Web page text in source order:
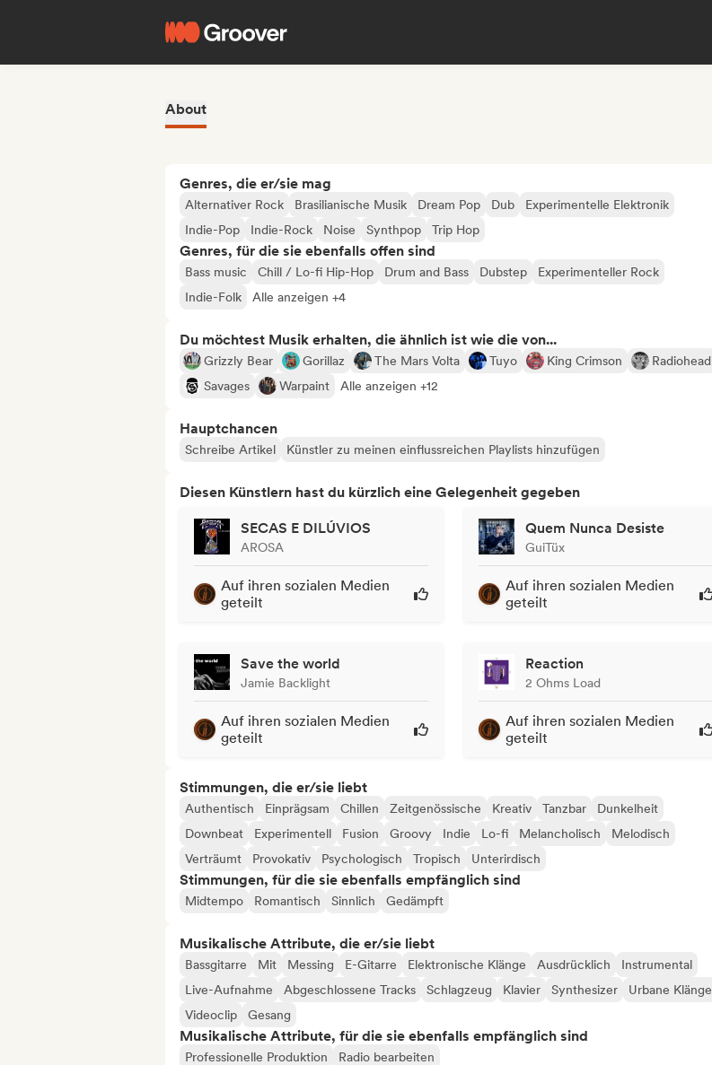
About
Genres, die er/sie mag
Alternativer Rock Brasilianische Musik Dream Pop Dub
Experimentelle Elektronik
Indie-Pop
Indie-Rock Noise Synthpop Trip Hop
Genres, für die sie ebenfalls offen sind
Bass music Chill / Lo-fi Hip-Hop Drum and Bass Dubstep
Experimenteller Rock
Indie-Folk
Alle anzeigen +4
Du möchtest Musik erhalten, die ähnlich ist wie die von...
Grizzly Bear Gorillaz The Mars Volta Tuyo King Crimson
Radiohead
Savages
Warpaint Alle anzeigen +12
Hauptchancen
Schreibe Artikel Künstler zu meinen einflussreichen Playlists hinzufügen
Diesen Künstlern hast du kürzlich eine Gelegenheit gegeben
SECAS E DILÚVIOS
AROSA
Auf ihren sozialen Medien
geteilt
Quem Nunca Desiste
GuiTüx
Auf ihren sozialen Medien
geteilt
Save the world
Jamie Backlight
Auf ihren sozialen Medien
geteilt
Reaction
2 Ohms Load
Auf ihren sozialen Medien
geteilt
Stimmungen, die er/sie liebt
Authentisch Einprägsam Chillen Zeitgenössische Kreativ Tanzbar
Dunkelheit
Downbeat
Experimentell Fusion Groovy Indie Lo-fi Melancholisch
Melodisch
Verträumt
Provokativ Psychologisch Tropisch Unterirdisch
Stimmungen, für die sie ebenfalls empfänglich sind
Midtempo Romantisch Sinnlich Gedämpft
Musikalische Attribute, die er/sie liebt
Bassgitarre Mit Messing E-Gitarre Elektronische Klänge Ausdrücklich
Instrumental
Live-Aufnahme
Abgeschlossene Tracks Schlagzeug Klavier Synthesizer
Urbane Klänge
Videoclip
Gesang
Musikalische Attribute, für die sie ebenfalls empfänglich sind
Professionelle Produktion Radio bearbeiten